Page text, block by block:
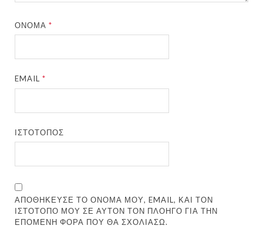
ΌΝΟΜΑ*
EMAIL*
ΙΣΤΌΤΟΠΟΣ
ΑΠΟΘΉΚΕΥΣΕ ΤΟ ΌΝΟΜΆ ΜΟΥ, EMAIL, ΚΑΙ ΤΟΝ
ΙΣΤΌΤΟΠΟ ΜΟΥ ΣΕ ΑΥΤΌΝ ΤΟΝ ΠΛΟΗΓΌ ΓΙΑ ΤΗΝ
ΕΠΌΜΕΝΗ ΦΟΡΆ ΠΟΥ ΘΑ ΣΧΟΛΙΆΣΩ.